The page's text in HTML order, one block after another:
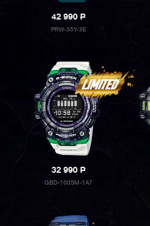
42 990P
PRW-35Y-3E
32 990P
GBD-100SM-1A7